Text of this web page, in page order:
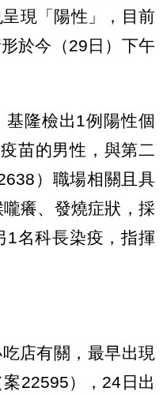
現「陽性」，目前
於今（29日）下午
隆檢出1例陽性個
苗的男性，與第二
）職場相關且具
癢、發燒症狀，採
1名科長染疫，指揮
店有關，最早出現
22595），24日出